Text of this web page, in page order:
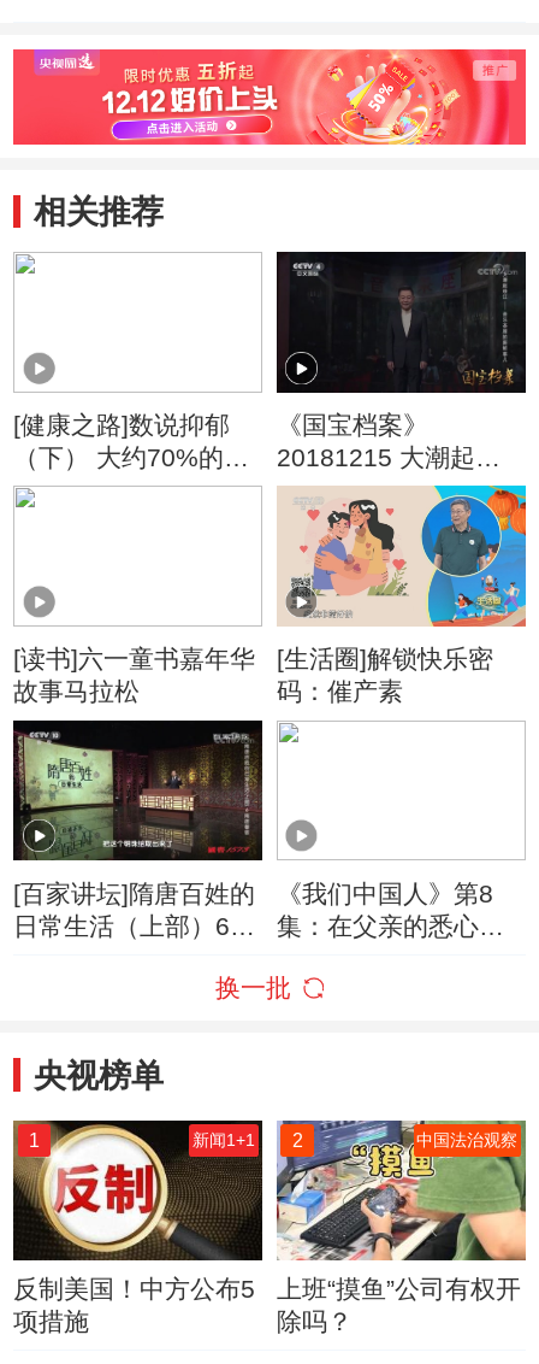
相关推荐
[健康之路]数说抑郁
（下） 大约70%的抑
郁症患者伴有躯体症
《国宝档案》
20181215 大潮起珠
江——音乐茶座的新
鲜事儿
[读书]六一童书嘉年华
故事马拉松
[生活圈]解锁快乐密
码：催产素
[百家讲坛]隋唐百姓的
日常生活（上部）6
《我们中国人》第8
集：在父亲的悉心启
人的文学天赋
换一批
央视榜单
1 新闻1+1
反制美国！中方公布5
项措施
2 中国法治观察
上班“摸鱼”公司有权开
除吗？